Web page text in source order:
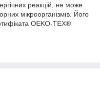
реакцій, не може
мікроорганізмів. Його
OEKO-TEX®